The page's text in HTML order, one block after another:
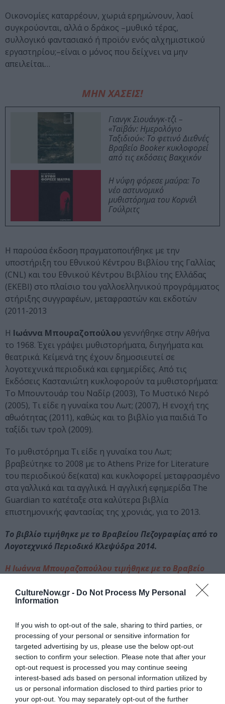
CultureNow.gr - Do Not Process My Personal
Information
If you wish to opt-out of the sale, sharing to third parties, or
processing of your personal or sensitive information for
targeted advertising by us, please use the below opt-out
section to confirm your selection. Please note that after your
opt-out request is processed you may continue seeing
interest-based ads based on personal information utilized by
us or personal information disclosed to third parties prior to
your opt-out. You may separately opt-out of the further
Οικονομίες καταρρέουν, χωριά ερημώνουν, λαοί
συγκρούονται, αλλά ο δράκος –μυθικό τέρας,
συλλογικό φαντασιακό ή προϊόν ενός αλχημιστικού
εργαστηρίου;–είναι ο μόνος που δείχνει να μην
απειλείται…
ΜΗΝ ΧΑΣΕΙΣ!
Γιανγκ Σιουάνγκ-τζι –
«Ταϊβάν: Ημερολόγιο
Ταξιδιού»: Το φετινό Διεθνές
Βραβείο Booker κυκλοφορεί
από τις εκδόσεις Βακχικόν
Η νύφη φόρεσε μαύρα: Το
νέο αστυνομικό
μυθιστόρημα του Κορνέλ
Γούλριτς
Η παρούσα έκδοση πραγματοποιήθηκε με την
υποστήριξη του Εθνικού Κέντρου Βιβλίου της Γαλλίας
(CNL) και του Εθνικού Κέντρου Βιβλίου της Ελλάδας
(ΕΚΕΒΙ) στο πλαίσιο του γαλλοελληνικού προγράμματος
στήριξης συγγραφέων, μεταφραστών και εκδοτών
(2011-2013
Η Ιωάννα Μπουραζοπούλου γεννήθηκε στην Αθήνα
το 1968. Έχει γράψει μυθιστορήματα, διηγήματα και
θεατρικά. Κείμενά της έχουν δημοσιευτεί σε
λογοτεχνικά περιοδικά και εφημερίδες. Από τις
Εκδόσεις Καστανιώτη κυκλοφορούν τα μυθιστορήματα:
Το Μπουντουάρ του Ναδίρ (2003), Το Μυστικό Νερό
(2005), Τι είδε η γυναίκα του Λωτ; (2007), Η ενοχή της
αθωότητας (2011), καθώς και το βιβλίο για παιδιά Το
ταξίδι των τρολ (2009).
Το μυθιστόρημα Τι είδε η γυναίκα του Λωτ;
βραβεύτηκε το 2008 με το Athens Prize for Literature
του περιοδικού δε(κατα) και κυκλοφορεί μεταφρασμένο
στα γαλλικά και τα αγγλικά. Η αγγλική εφημερίδα The
Guardian το κατέταξε στα καλύτερα βιβλία
επιστημονικής φαντασίας της χρονιάς, για το 2013.
Το βιβλίο τιμήθηκε με το Βραβείου Πεζογραφίας από το
Λογοτεχνικό Περιοδικό Κλεψύδρα 2014.
Η Ιωάννα Μπουραζοπούλου τιμήθηκε με τοΒραβείο
Ουράνη 2015.
Ταυτότητα